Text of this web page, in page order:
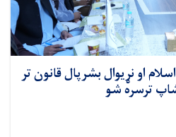
او نړیوال بشرپال قانون تر
ترسره شو